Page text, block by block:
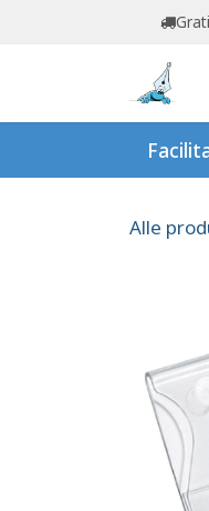
Overslaan naar inhoud
Alle